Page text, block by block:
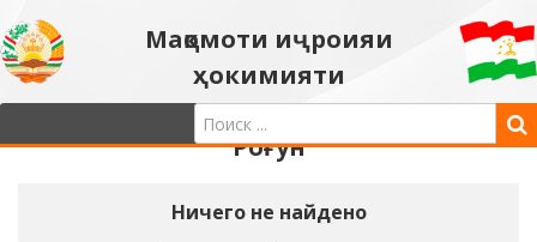
Мақомоти иҷроияи
ҳокимияти
давлатии шаҳри
Роғун
Ничего не найдено